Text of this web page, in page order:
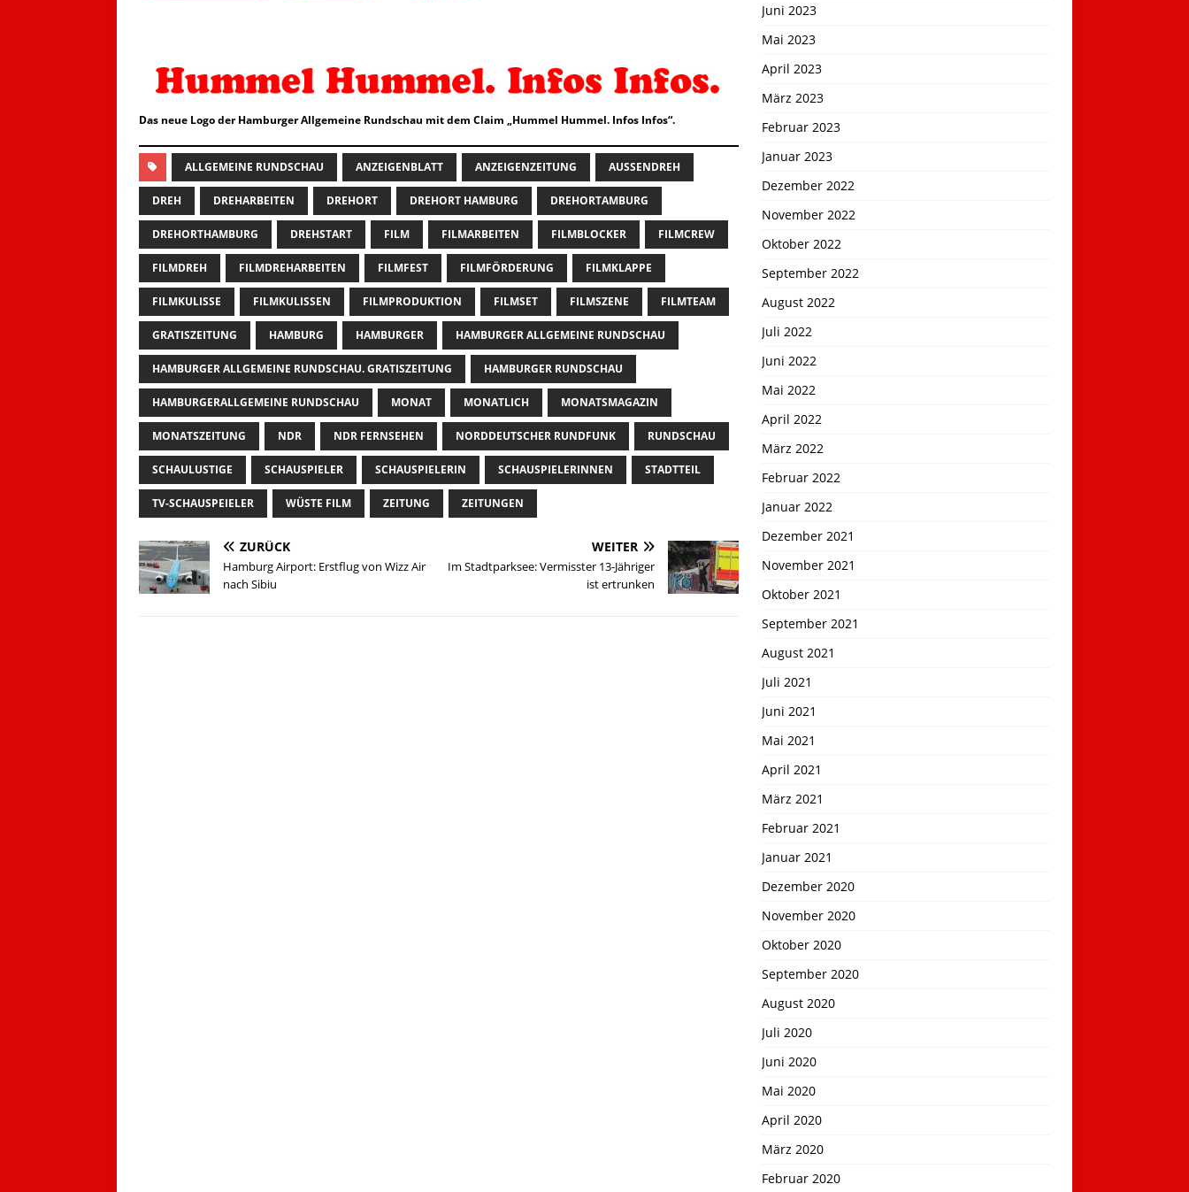
Das neue Logo der Hamburger Allgemeine Rundschau mit dem Claim „Hummel Hummel. Infos Infos“.
ALLGEMEINE RUNDSCHAU ANZEIGENBLATT ANZEIGENZEITUNG AUSSENDREH
DREH DREHARBEITEN DREHORT DREHORT HAMBURG DREHORTAMBURG
DREHORTHAMBURG DREHSTART FILM FILMARBEITEN FILMBLOCKER FILMCREW
FILMDREH FILMDREHARBEITEN FILMFEST FILMFÖRDERUNG FILMKLAPPE
FILMKULISSE FILMKULISSEN FILMPRODUKTION FILMSET FILMSZENE FILMTEAM
GRATISZEITUNG HAMBURG HAMBURGER HAMBURGER ALLGEMEINE RUNDSCHAU
HAMBURGER ALLGEMEINE RUNDSCHAU. GRATISZEITUNG HAMBURGER RUNDSCHAU
HAMBURGERALLGEMEINE RUNDSCHAU MONAT MONATLICH MONATSMAGAZIN
MONATSZEITUNG NDR NDR FERNSEHEN NORDDEUTSCHER RUNDFUNK RUNDSCHAU
SCHAULUSTIGE SCHAUSPIELER SCHAUSPIELERIN SCHAUSPIELERINNEN STADTTEIL
TV-SCHAUSPEIELER WÜSTE FILM ZEITUNG ZEITUNGEN
ZURÜCK
Hamburg Airport: Erstflug von Wizz Air
nach Sibiu
WEITER
Im Stadtparksee: Vermisster 13-Jähriger
ist ertrunken
Juni 2023
Mai 2023
April 2023
März 2023
Februar 2023
Januar 2023
Dezember 2022
November 2022
Oktober 2022
September 2022
August 2022
Juli 2022
Juni 2022
Mai 2022
April 2022
März 2022
Februar 2022
Januar 2022
Dezember 2021
November 2021
Oktober 2021
September 2021
August 2021
Juli 2021
Juni 2021
Mai 2021
April 2021
März 2021
Februar 2021
Januar 2021
Dezember 2020
November 2020
Oktober 2020
September 2020
August 2020
Juli 2020
Juni 2020
Mai 2020
April 2020
März 2020
Februar 2020